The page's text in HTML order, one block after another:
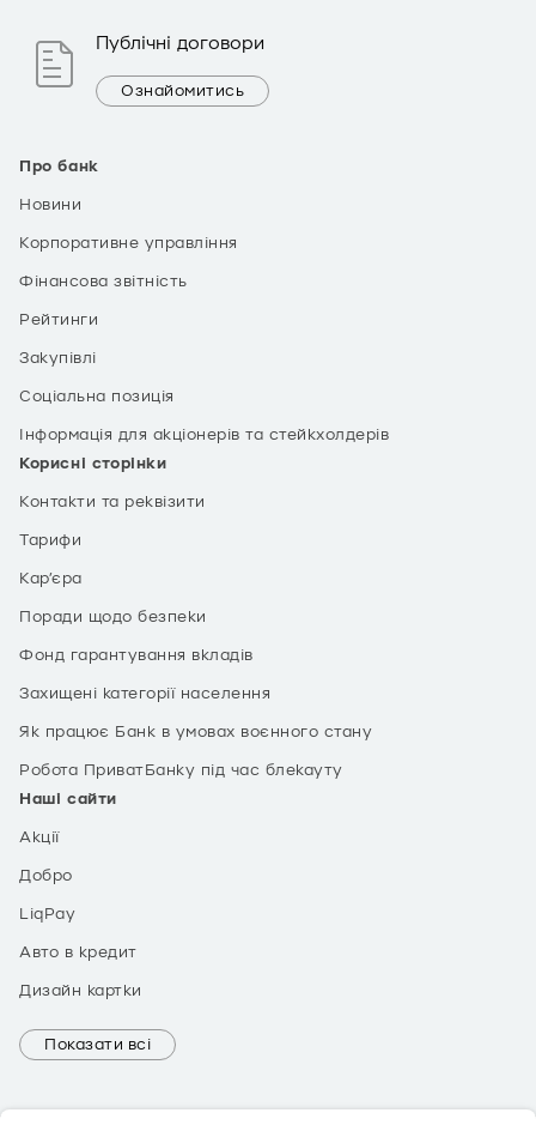
Про банк
Новини
Корпоративне управління
Фінансова звітність
Рейтинги
Закупівлі
Соціальна позиція
Інформація для акціонерів та стейкхолдерів
Корисні сторінки
Контакти та реквізити
Тарифи
Кар’єра
Поради щодо безпеки
Фонд гарантування вкладів
Захищені категорії населення
Як працює Банк в умовах воєнного стану
Робота ПриватБанку під час блекауту
Наші сайти
Акції
Добро
LiqPay
Авто в кредит
Дизайн картки
Показати всі
Публічні договори
Ознайомитись